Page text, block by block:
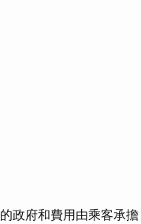
的政府和費用由乘客承